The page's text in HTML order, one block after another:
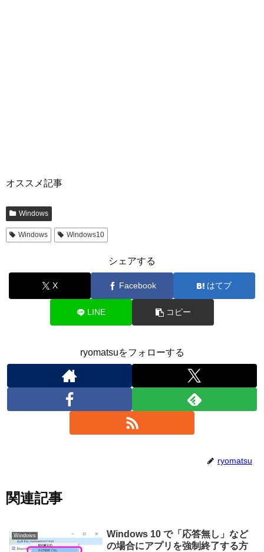
オススメ記事
Windows
Windows Windows10
シェアする
X Facebook はてブ
LINE コピー
ryomatsuをフォローする
ryomatsu
関連記事
Windows
Windows 10 で「応答無し」など
の場合にアプリを強制終了する方